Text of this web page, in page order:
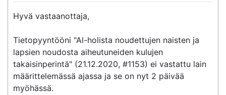
Hyvä vastaanottaja,
Tietopyyntööni "Al-holista noudettujen naisten ja
lapsien noudosta aiheutuneiden kulujen
takaisinperintä" (21.12.2020, #1153) ei vastattu lain
määrittelemässä ajassa ja se on nyt 2 päivää
myöhässä.